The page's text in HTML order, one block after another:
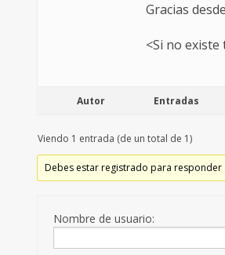
Gracias
<Si no
Autor Entradas
Viendo 1 entrada (de un total de 1)
Debes estar registrado para responder
Nombre de usuario: